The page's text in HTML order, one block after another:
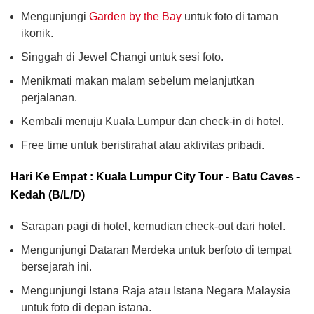
Mengunjungi Garden by the Bay untuk foto di taman
ikonik.
Singgah di Jewel Changi untuk sesi foto.
Menikmati makan malam sebelum melanjutkan
perjalanan.
Kembali menuju Kuala Lumpur dan check-in di hotel.
Free time untuk beristirahat atau aktivitas pribadi.
Hari Ke Empat : Kuala Lumpur City Tour - Batu Caves -
Kedah (B/L/D)
Sarapan pagi di hotel, kemudian check-out dari hotel.
Mengunjungi Dataran Merdeka untuk berfoto di tempat
bersejarah ini.
Mengunjungi Istana Raja atau Istana Negara Malaysia
untuk foto di depan istana.